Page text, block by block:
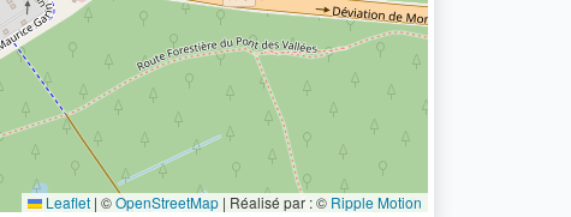
Leaflet | ©OpenStreetMap | Réalisé par : © Ripple Motion